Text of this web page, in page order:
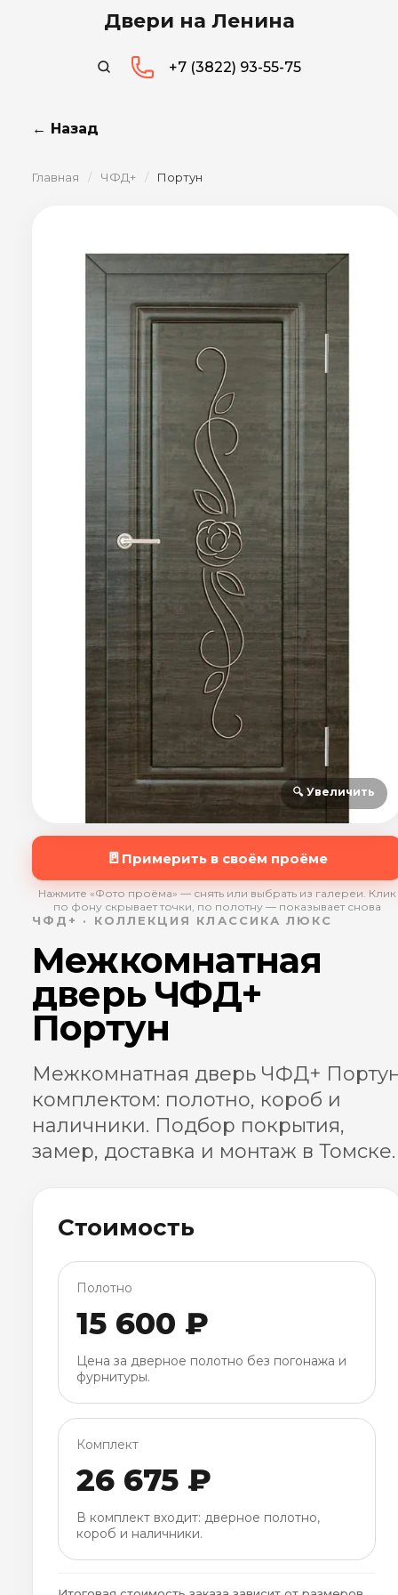
Двери на Ленина
+7 (3822) 93-55-75
← Назад
Главная / ЧФД+ / Портун
🔍 Увеличить
🚪 Примерить в своём проёме
Нажмите «Фото проёма» — снять или выбрать из галереи. Клик
по фону скрывает точки, по полотну — показывает снова
ЧФД+ · КОЛЛЕКЦИЯ КЛАССИКА ЛЮКС
Межкомнатная
дверь ЧФД+
Портун
Межкомнатная дверь ЧФД+
комплектом: полотно, короб и
наличники. Подбор покрытия,
замер, доставка и монтаж в Томске.
Стоимость
Полотно
15 600 ₽
Цена за дверное полотно без погонажа и
фурнитуры.
Комплект
26 675 ₽
В комплект входит: дверное полотно,
короб и наличники.